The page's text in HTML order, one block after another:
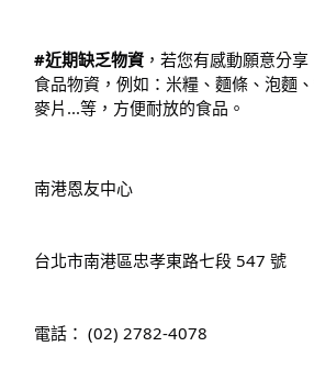
#近期缺乏物資 ，若您有感動願意分
食品物資，例如：米糧、麵條、泡麵
麥片...等，方便耐放的食品。
南港恩友中心
台北市南港區忠孝東路七段 547 號
電話： (02) 2782-4078